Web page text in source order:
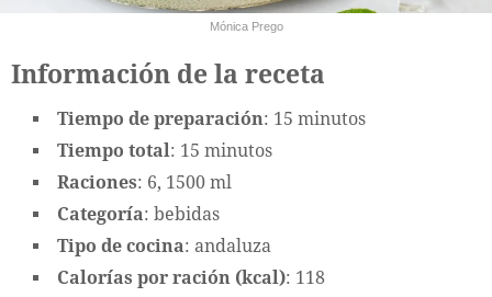
Mónica Prego
Información de la receta
Tiempo de preparación: 15 minutos
Tiempo total: 15 minutos
Raciones: 6, 1500 ml
Categoría: bebidas
Tipo de cocina: andaluza
Calorías por ración (kcal): 118